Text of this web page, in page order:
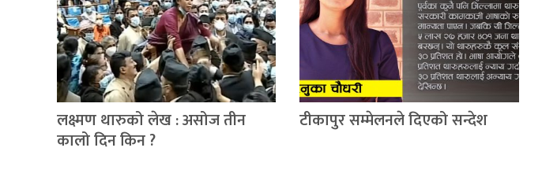
लक्ष्मण थारुको लेख : असोज तीन
कालो दिन किन ?
टीकापुर सम्मेलनले दिएको सन्देश